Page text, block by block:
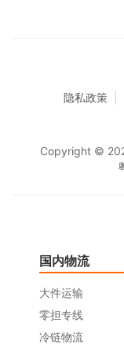
隐私政策
Copyright ©
国内物流
大件运输
零担专线
冷链物流